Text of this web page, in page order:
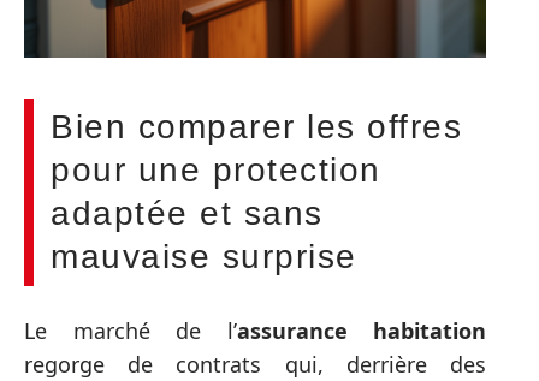
Bien comparer les offres
pour une protection
adaptée et sans
mauvaise surprise
Le marché de l’assurance habitation
regorge de contrats qui, derrière des